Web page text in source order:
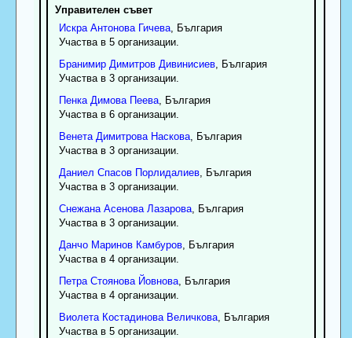
Управителен съвет
Искра Антонова Гичева, България
Участва в 5 организации.
Бранимир Димитров Дивинисиев, България
Участва в 3 организации.
Пенка Димова Пеева, България
Участва в 6 организации.
Венета Димитрова Наскова, България
Участва в 3 организации.
Даниел Спасов Порлидалиев, България
Участва в 3 организации.
Снежана Асенова Лазарова, България
Участва в 3 организации.
Данчо Маринов Камбуров, България
Участва в 4 организации.
Петра Стоянова Йовнова, България
Участва в 4 организации.
Виолета Костадинова Величкова, България
Участва в 5 организации.